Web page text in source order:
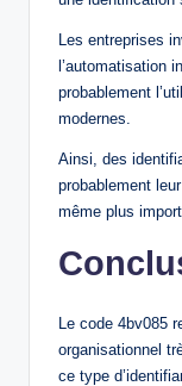
Les entreprises
l’automatisation
probablement
modernes.
Ainsi, des
probablement
même plus
Le code 4bv085
organisationnel
ce type